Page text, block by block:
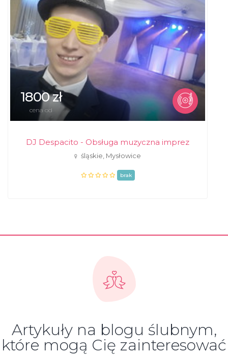
1800 zł
cena od
DJ Despacito - Obsługa muzyczna imprez
śląskie, Mysłowice
brak
Artykuły na blogu ślubnym,
które mogą Cię zainteresować